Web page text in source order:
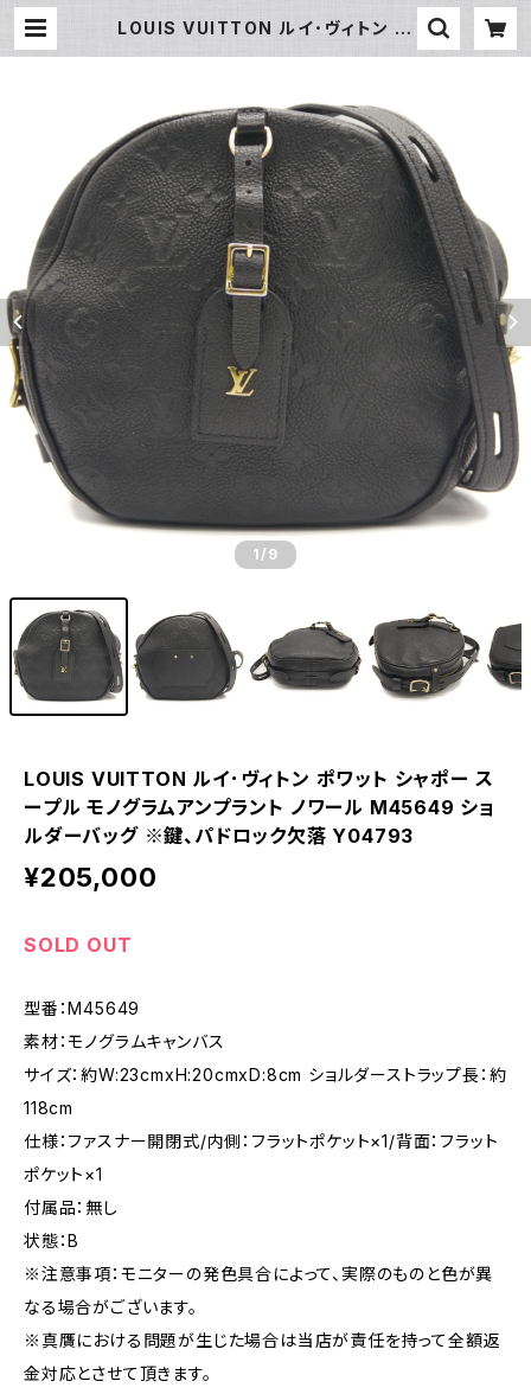
LOUIS VUITTON ルイ･ヴィトン ポ
04793 | 大和屋質店 前橋三俣店
1 /9
LOUIS VUITTON ルイ･ヴィトン ポワット シャポー ス
ープル モノグラムアンプラント ノワール M45649 ショ
ルダーバッグ ※鍵、パドロック欠落 Y04793
¥205,000
SOLD OUT
型番：M45649
素材：モノグラムキャンバス
サイズ：約W:23cmxH:20cmxD:8cm ショルダーストラップ長：約
118cm
仕様：ファスナー開閉式/内側：フラットポケット×1/背面：フラット
ポケット×1
付属品：無し
状態：B
※注意事項：モニターの発色具合によって、実際のものと色が異
なる場合がございます。
※真贋における問題が生じた場合は当店が責任を持って全額返
金対応とさせて頂きます。